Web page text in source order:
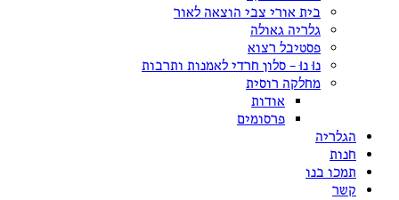
בית אורי צבי הוצאה לאור
גלריה גאולה
פסטיבל רצוא
נוּ נוּ – סלון חרדי לאמנות ותרבות
מחלקה רוסית
אודות
פרסומים
הגלריה
חנות
תמכו בנו
קשר